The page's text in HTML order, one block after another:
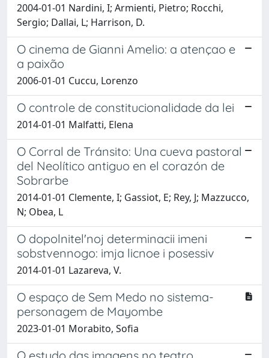
2004-01-01 Nardini, I; Armienti, Pietro; Rocchi,
Sergio; Dallai, L; Harrison, D.
O cinema de Gianni Amelio: a atençao e
a paixão
2006-01-01 Cuccu, Lorenzo
O controle de constitucionalidade da lei
2014-01-01 Malfatti, Elena
O Corral de Tránsito: Una cueva pastoral
del Neolítico antiguo en el corazón de
Sobrarbe
2014-01-01 Clemente, I; Gassiot, E; Rey, J; Mazzucco,
N; Obea, L
O dopolnitel'noj determinacii imeni
sobstvennogo: imja licnoe i posessiv
2014-01-01 Lazareva, V.
O espaço de Sem Medo no sistema-
personagem de Mayombe
2023-01-01 Morabito, Sofia